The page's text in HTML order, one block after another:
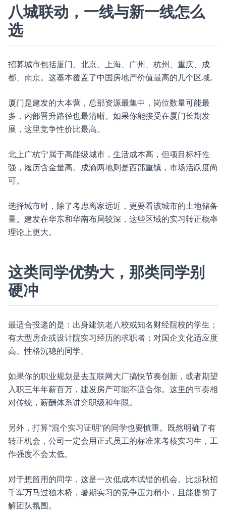
八城联动，一线与新一线怎么
选
招募城市包括厦门、北京、上海、广州、杭州、重庆、成
都、南京。这基本覆盖了中国房地产价值最高的几个区域。
厦门是建发的大本营，总部资源最集中，岗位数量可能最
多，内部晋升路径也最清晰。如果你能接受在厦门长期发
展，这里竞争性价比最高。
北上广杭宁属于高能级城市，生活成本高，但项目标杆性
强，履历含金量高。成渝两地则是西部重镇，市场活跃度尚
可。
选择城市时，除了考虑离家远近，更要看该城市的土地储备
量。建发在华东和华南布局较深，这些区域的实习转正概率
理论上更大。
这类同学优势大，那类同学别
硬冲
最适合投递的是：出身建筑老八校或知名财经院校的学生；
有大型房企或设计院实习经历的求职者；对国企文化适应度
高、性格沉稳的同学。
如果你的职业规划是去互联网大厂搞快节奏创新，或者期望
入职三年年薪百万，建发房产可能不适合你。这里的节奏相
对传统，薪酬体系讲究职级和年限。
另外，打算"混个实习证明"的同学也要慎重。既然明确了有
转正机会，公司一定会用正式员工的标准来考核实习生，工
作强度不会太低。
对于想留用的同学，这是一次低成本试错的机会。比起秋招
千军万马过独木桥，暑期实习的竞争压力稍小，且能提前了
解团队氛围。